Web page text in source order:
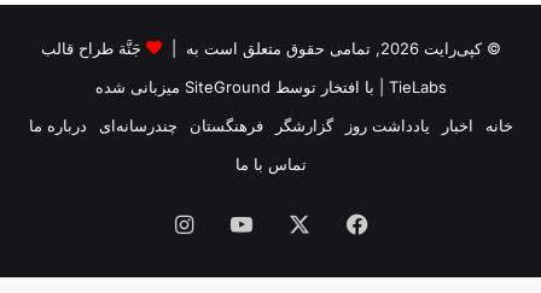
© کپی‌رایت 2026, تمامی حقوق متعلق است به |
جَنَّة طراح قالب
TieLabs | با افتخار توسط SiteGround میزبانی شده
خانه
اخبار یادداشت روز گزارشگر فرهنگستان چندرسانه‌ای
درباره ما
تماس با ما
فیس
بوک
یوتیوب